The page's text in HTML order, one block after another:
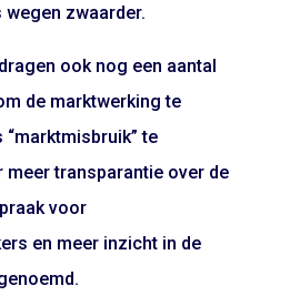
zwaarder.
ook nog een aantal
de marktwerking te
te
meer transparantie over de
voor
en meer inzicht in de